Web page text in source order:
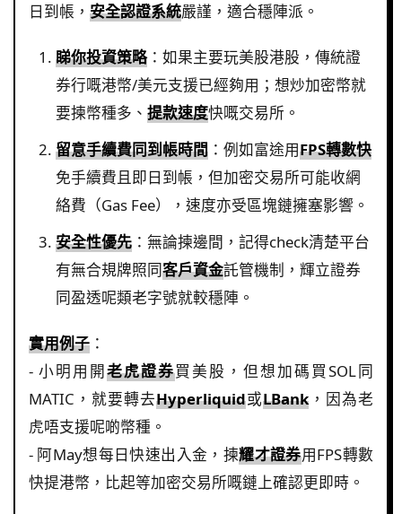
日到帳， 安全認證系統嚴謹，適合穩陣派。
睇你投資策略：如果主要玩美股港股，傳統證
券行嘅港幣/美元支援已經夠用；想炒加密幣就
要揀幣種多、 提款速度快嘅交易所。
留意手續費同到帳時間 ：例如富途用FPS轉數快
免手續費且即日到帳，但加密交易所可能收網
絡費（Gas Fee），速度亦受區塊鏈擁塞影響。
安全性優先 ：無論揀邊間，記得check清楚平台
有無合規牌照同客戶資金託管機制，輝立證券
同盈透呢類老字號就較穩陣。
實用例子 ：
- 小明用開老虎證券買美股，但想加碼買SOL同
MATIC，就要轉去Hyperliquid或LBank，因為老
虎唔支援呢啲幣種。
- 阿May想每日快速出入金，揀耀才證券用FPS轉數
快提港幣，比起等加密交易所嘅鏈上確認更即時。